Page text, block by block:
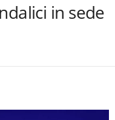
in sede